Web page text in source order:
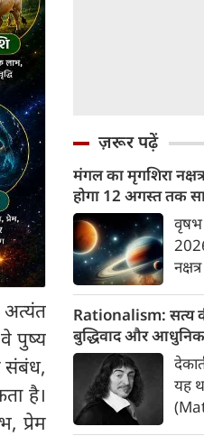
अत्यंत
पुष्‍य
संबंध,
है।
प्रेम
ज़रूर पढ़ें
मंगल का मृगशिरा
होगा 12 अगस्त तक
वृषभ
को
Rationalism: सत्य
बुद्धिवाद और
यह